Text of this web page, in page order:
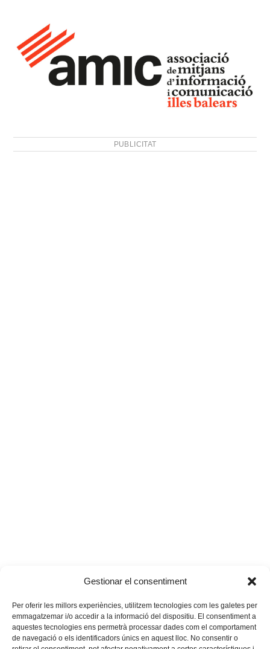
Gestionar el consentiment
Per oferir les millors experiències, utilitzem tecnologies com les galetes per
emmagatzemar i/o accedir a la informació del dispositiu. El consentiment a
aquestes tecnologies ens permetrà processar dades com el comportament
de navegació o els identificadors únics en aquest lloc. No consentir o
PUBLICITAT